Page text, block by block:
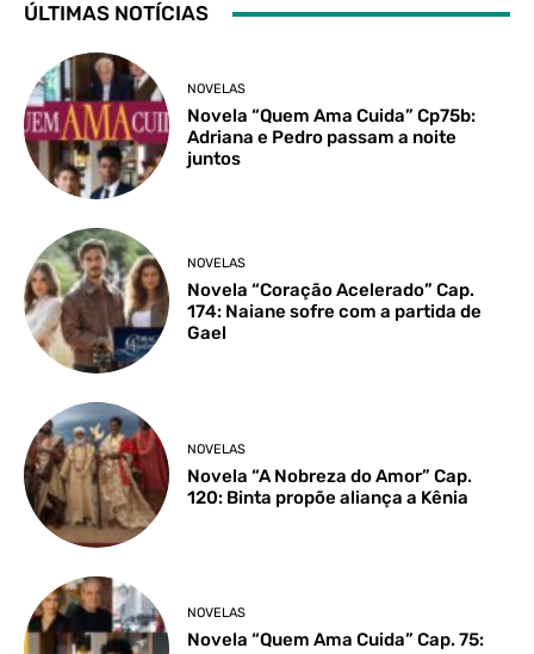
ÚLTIMAS NOTÍCIAS
NOVELAS
Novela “Quem Ama Cuida” Cp75b:
Adriana e Pedro passam a noite
juntos
NOVELAS
Novela “Coração Acelerado” Cap.
174: Naiane sofre com a partida de
Gael
NOVELAS
Novela “A Nobreza do Amor” Cap.
120: Binta propõe aliança a Kênia
NOVELAS
Novela “Quem Ama Cuida” Cap. 75: